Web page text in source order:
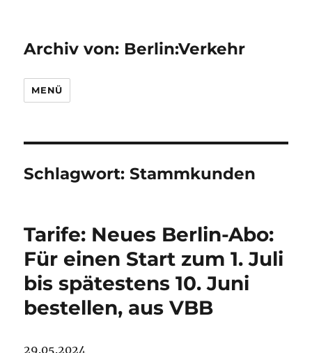
Archiv von: Berlin:Verkehr
MENÜ
Schlagwort:Stammkunden
Tarife: Neues Berlin-Abo:
Für einen Start zum 1. Juli
bis spätestens 10. Juni
bestellen, aus VBB
29.05.2024